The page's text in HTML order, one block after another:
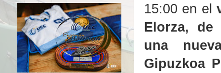
15:00 en el
Elorza, de
una
Gipuzkoa